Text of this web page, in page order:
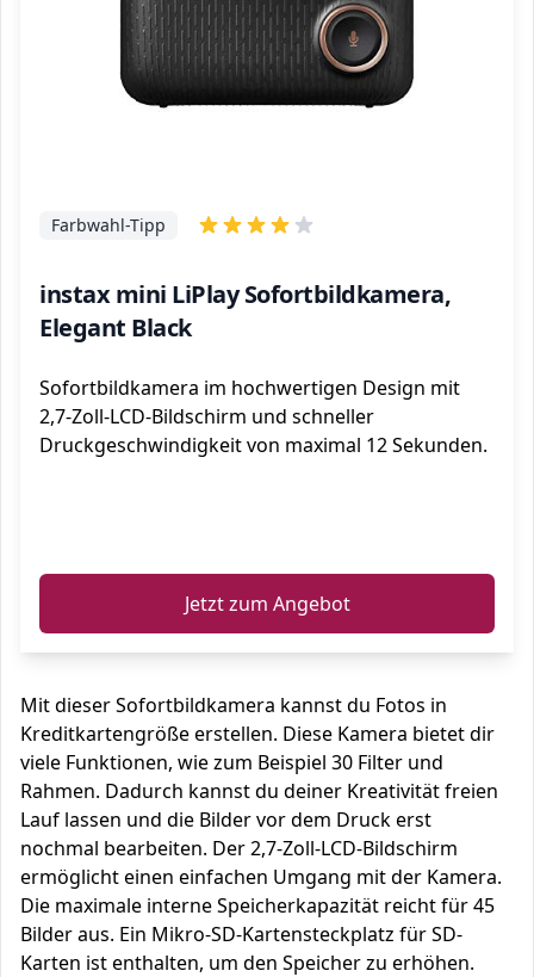
instax mini LiPlay Sofortbildkamera,
Elegant Black
Farbwahl-Tipp
Sofortbildkamera im hochwertigen Design mit
2,7-Zoll-LCD-Bildschirm und schneller
Druckgeschwindigkeit von maximal 12 Sekunden.
Jetzt zum Angebot
Mit dieser Sofortbildkamera kannst du Fotos in
Kreditkartengröße erstellen. Diese Kamera bietet dir
viele Funktionen, wie zum Beispiel 30 Filter und
Rahmen. Dadurch kannst du deiner Kreativität freien
Lauf lassen und die Bilder vor dem Druck erst
nochmal bearbeiten. Der 2,7-Zoll-LCD-Bildschirm
ermöglicht einen einfachen Umgang mit der Kamera.
Die maximale interne Speicherkapazität reicht für 45
Bilder aus. Ein Mikro-SD-Kartensteckplatz für SD-
Karten ist enthalten, um den Speicher zu erhöhen.